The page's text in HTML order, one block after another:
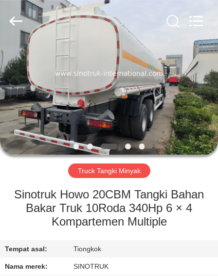
RUMAH
PRODUK
TENTANG
KAMI
TUR
KONTROL
KUALITAS
HUBUNGI
KAMI
INTERNATIONAL
LTD..
Truck Tangki Minyak
Sinotruk Howo 20CBM Tangki Bahan
Bakar Truk 10Roda 340Hp 6 × 4
Kompartemen Multiple
Tempat asal: Tiongkok
Nama merek: SINOTRUK